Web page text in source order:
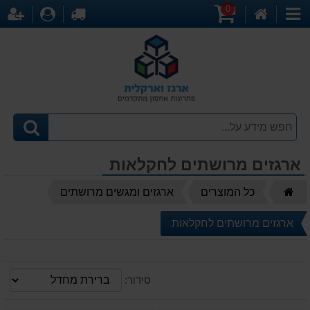
קטגוריות
0
לקופה
ארגזים מרושתים לחקלאות
כל המוצרים ארגזים ומגשים מרושתים
ארגזים מרושתים לחקלאות
סידור: